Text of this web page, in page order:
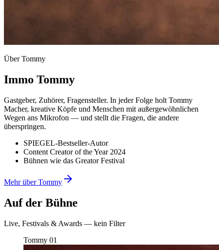
Über Tommy
Immo Tommy
Gastgeber, Zuhörer, Fragensteller. In jeder Folge holt Tommy
Macher, kreative Köpfe und Menschen mit außergewöhnlichen
Wegen ans Mikrofon — und stellt die Fragen, die andere
überspringen.
SPIEGEL-Bestseller-Autor
Content Creator of the Year 2024
Bühnen wie das Greator Festival
Mehr über Tommy
Auf der Bühne
Live, Festivals & Awards — kein Filter
Tommy 01